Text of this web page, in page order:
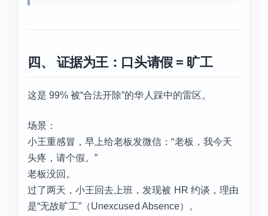
四、 证据为王：口头请假 = 旷工
这是 99% 被“合法开除”的华人踩中的雷区。
场景：
小王重感冒，早上给老板发微信：“老板，我今天
头疼，请个假。”
老板没回。
过了两天，小王回去上班，发现被 HR 约谈，理由
是“无故旷工”（Unexcused Absence）。